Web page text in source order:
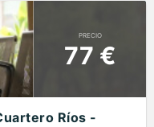
PRECIO
77 €
Ríos -